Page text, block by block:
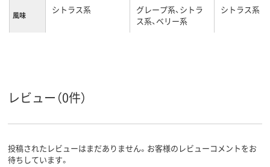
風味 シトラス系
グレープ系、シトラ
ス系、ベリー系
シトラス系
レビュー（0件）
投稿されたレビューはまだありません。お客様のレビューコメントをお
待ちしています。